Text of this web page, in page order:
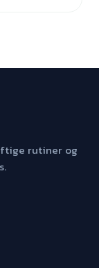
rutiner og